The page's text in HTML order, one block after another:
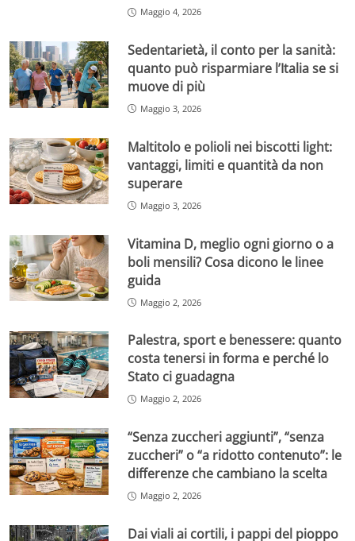
Maggio 4, 2026
Sedentarietà, il conto per la sanità:
quanto può risparmiare l’Italia se si
muove di più
Maggio 3, 2026
Maltitolo e polioli nei biscotti light:
vantaggi, limiti e quantità da non
superare
Maggio 3, 2026
Vitamina D, meglio ogni giorno o a
boli mensili? Cosa dicono le linee
guida
Maggio 2, 2026
Palestra, sport e benessere: quanto
costa tenersi in forma e perché lo
Stato ci guadagna
Maggio 2, 2026
“Senza zuccheri aggiunti”, “senza
zuccheri” o “a ridotto contenuto”: le
differenze che cambiano la scelta
Maggio 2, 2026
Dai viali ai cortili, i pappi del pioppo